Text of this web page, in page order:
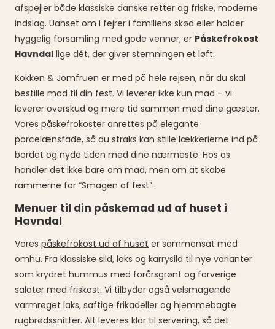
afspejler både klassiske danske retter og friske, moderne
indslag. Uanset om I fejrer i familiens skød eller holder
hyggelig forsamling med gode venner, er Påskefrokost
Havndal lige dét, der giver stemningen et løft.
Kokken & Jomfruen er med på hele rejsen, når du skal
bestille mad til din fest. Vi leverer ikke kun mad – vi
leverer overskud og mere tid sammen med dine gæster.
Vores påskefrokoster anrettes på elegante
porcelænsfade, så du straks kan stille lækkerierne ind på
bordet og nyde tiden med dine nærmeste. Hos os
handler det ikke bare om mad, men om at skabe
rammerne for “Smagen af fest”.
Menuer til din påskemad ud af huset i
Havndal
Vores påskefrokost ud af huset er sammensat med
omhu. Fra klassiske sild, laks og karrysild til nye varianter
som krydret hummus med forårsgrønt og farverige
salater med friskost. Vi tilbyder også velsmagende
varmrøget laks, saftige frikadeller og hjemmebagte
rugbrødssnitter. Alt leveres klar til servering, så det